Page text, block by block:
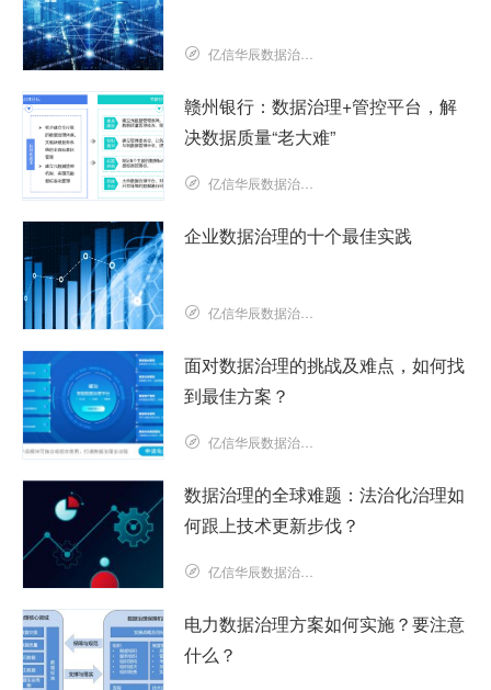
亿信华辰数据治理研究院
赣州银行：数据治理+管控平台，解
决数据质量“老大难”
亿信华辰数据治理研究院
企业数据治理的十个最佳实践
亿信华辰数据治理研究院
面对数据治理的挑战及难点，如何找
到最佳方案？
亿信华辰数据治理研究院
数据治理的全球难题：法治化治理如
何跟上技术更新步伐？
亿信华辰数据治理研究院
电力数据治理方案如何实施？要注意
什么？